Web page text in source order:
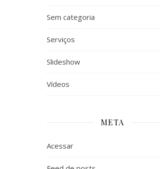
Sem categoria
Serviços
Slideshow
Vídeos
META
Acessar